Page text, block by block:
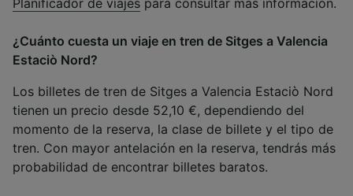
Planificador de viajes para consultar más información.
¿Cuánto cuesta un viaje en tren de Sitges a Valencia
Estaciò Nord?
Los billetes de tren de Sitges a Valencia Estaciò Nord
tienen un precio desde 52,10 €, dependiendo del
momento de la reserva, la clase de billete y el tipo de
tren. Con mayor antelación en la reserva, tendrás más
probabilidad de encontrar billetes baratos.